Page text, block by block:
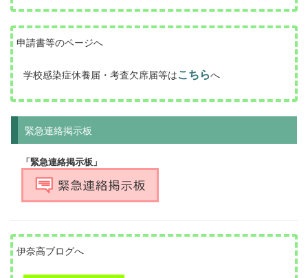
申請書等のページへ
学校感染症休養届・考査欠席届等はこちらへ
緊急連絡掲示板
「緊急連絡掲示板」
伊奈高ブログへ